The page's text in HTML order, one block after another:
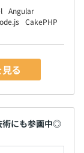
Angular
CakePHP
る
術にも参画中◎